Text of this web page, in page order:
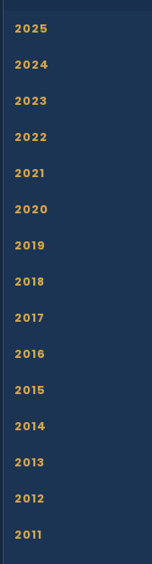
2025
2024
2023
2022
2021
2020
2019
2018
2017
2016
2015
2014
2013
2012
2011